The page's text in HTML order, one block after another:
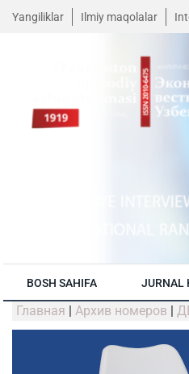
Yangiliklar Ilmiy maqolalar
BOSH SAHIFA JURNAL
Главная | Архив номеров |